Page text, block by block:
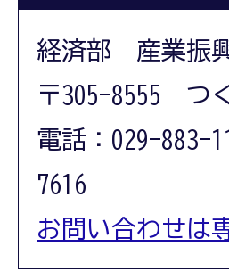
経済部 産業振
〒305-8555 つ
電話：029-883-
7616
お問い合わせは